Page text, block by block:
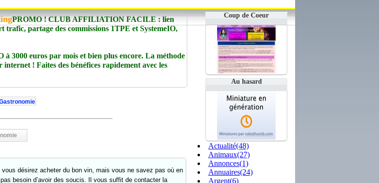
Coup de Coeur
Au hasard
Actualité(48)
Animaux(27)
Annonces(1)
Annuaires(24)
Argent(6)
PROMO ! CLUB AFFILIATION FACILE : lien
partage des commissions 1TPE et SystemeIO,
à 3000 euros par mois et bien plus encore. La méthode
! Faites des bénéfices rapidement avec les
désirez acheter du bon vin, mais vous ne savez pas où en
besoin d’avoir des soucis. Il vous suffit de contacter la